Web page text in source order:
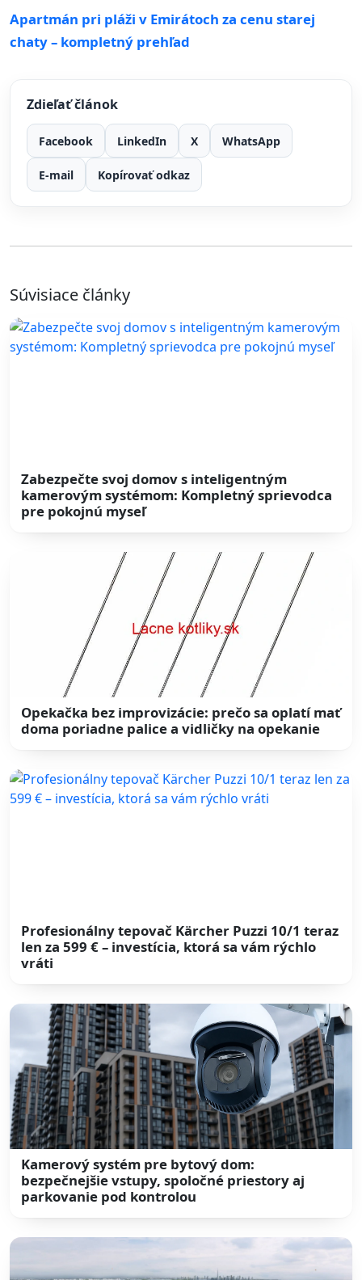
Apartmán pri pláži v Emirátoch za cenu starej
chaty – kompletný prehľad
Zdieľať článok
Facebook LinkedIn X WhatsApp
E-mail Kopírovať odkaz
Súvisiace články
Zabezpečte svoj domov s inteligentným
kamerovým systémom: Kompletný sprievodca
pre pokojnú myseľ
Opekačka bez improvizácie: prečo sa oplatí mať
doma poriadne palice a vidličky na opekanie
Profesionálny tepovač Kärcher Puzzi 10/1 teraz
len za 599 € – investícia, ktorá sa vám rýchlo
vráti
Kamerový systém pre bytový dom:
bezpečnejšie vstupy, spoločné priestory aj
parkovanie pod kontrolou